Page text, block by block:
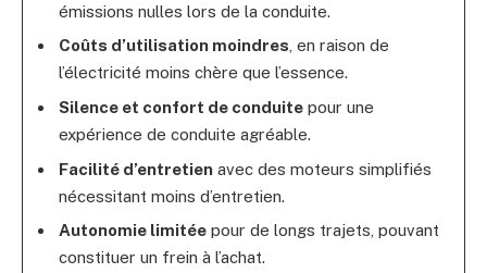
émissions nulles lors de la conduite.
Coûts d’utilisation moindres , en raison de
l’électricité moins chère que l’essence.
Silence et confort de conduitepour une
expérience de conduite agréable.
Facilité d’entretienavec des moteurs simplifiés
nécessitant moins d’entretien.
Autonomie limitéepour de longs trajets, pouvant
constituer un frein à l’achat.